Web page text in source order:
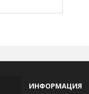
ИНФОРМАЦИЯ